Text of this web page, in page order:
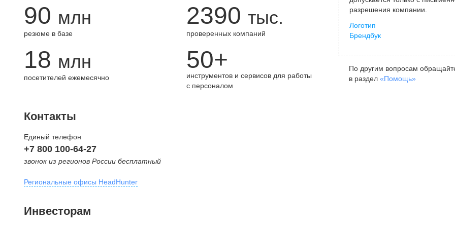
90 млн
резюме в базе
2390 тыс.
проверенных компаний
18 млн
посетителей ежемесячно
50+
инструментов и сервисов для работы
с персоналом
разрешения компании.
Логотип
Брендбук
По другим вопросам
в раздел «Помощь»
Контакты
Единый телефон
+7 800 100-64-27
звонок из регионов России бесплатный
Региональные офисы HeadHunter
внутригородская территория
Инвесторам